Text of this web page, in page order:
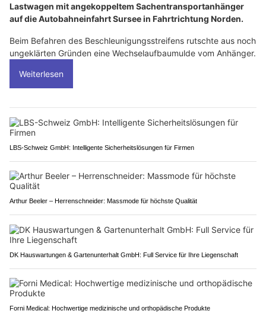
Lastwagen mit angekoppeltem Sachentransportanhänger
auf die Autobahneinfahrt Sursee in Fahrtrichtung Norden.
Beim Befahren des Beschleunigungsstreifens rutschte aus noch
ungeklärten Gründen eine Wechselaufbaumulde vom Anhänger.
Weiterlesen
LBS-Schweiz GmbH: Intelligente Sicherheitslösungen für Firmen
Arthur Beeler – Herrenschneider: Massmode für höchste Qualität
DK Hauswartungen & Gartenunterhalt GmbH: Full Service für Ihre Liegenschaft
Forni Medical: Hochwertige medizinische und orthopädische Produkte